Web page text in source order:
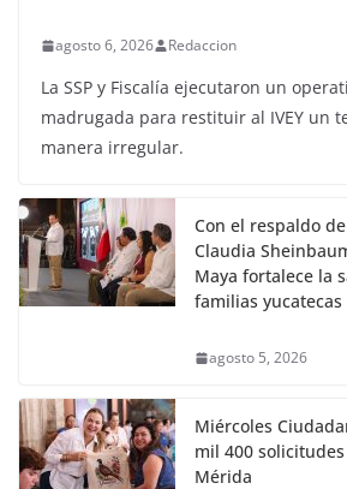
agosto 6, 2026 Redaccion
La SSP y Fiscalía ejecutaron un
madrugada para restituir al IVEY un
manera irregular.
Con el respaldo
Claudia
Maya fortalece la
familias yucatecas
agosto 5, 2026
Miércoles
mil 400
Mérida